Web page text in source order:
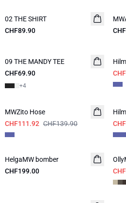
NEUHEITEN
02 THE SHIRT
CHF89.90
NEUHEITEN
09 THE MANDY TEE
CHF69.90
+4
MWZito Hose
CHF111.92 CHF139.90
NEUHEITEN
HelgaMW bomber
CHF199.00
-